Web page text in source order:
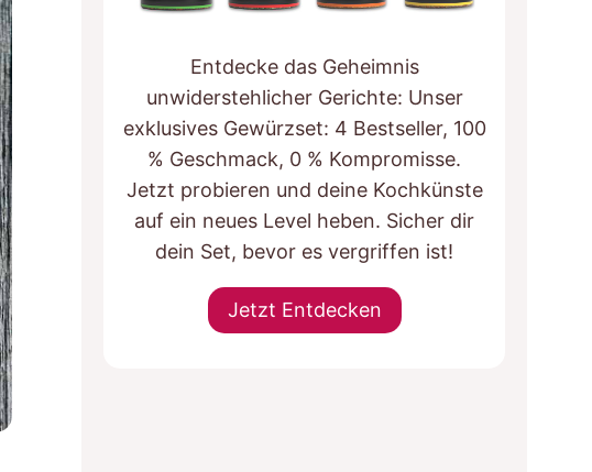
Entdecke das Geheimnis
unwiderstehlicher Gerichte: Unser
exklusives Gewürzset: 4 Bestseller, 100
% Geschmack, 0 % Kompromisse.
Jetzt probieren und deine Kochkünste
auf ein neues Level heben. Sicher dir
dein Set, bevor es vergriffen ist!
Jetzt Entdecken